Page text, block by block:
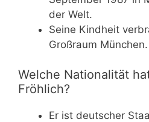
der Welt.
Seine Kindheit
Großraum München.
Welche Nationalität
Fröhlich?
Er ist deutscher